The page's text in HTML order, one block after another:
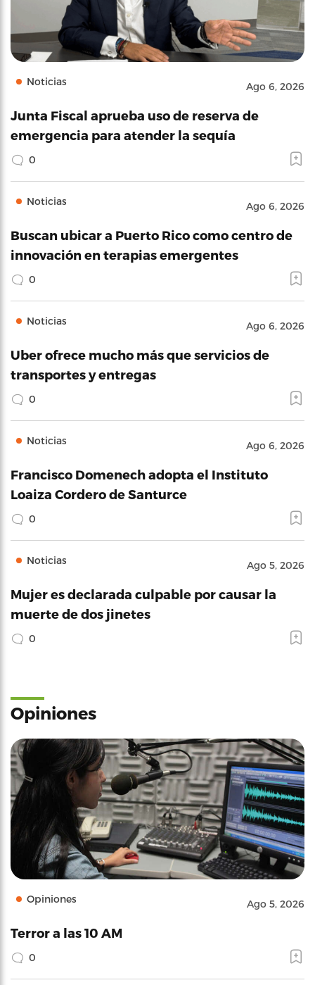
Noticias Ago 6, 2026
Junta Fiscal aprueba uso de reserva de
emergencia para atender la sequía
0
Noticias Ago 6, 2026
Buscan ubicar a Puerto Rico como centro de
innovación en terapias emergentes
0
Noticias Ago 6, 2026
Uber ofrece mucho más que servicios de
transportes y entregas
0
Noticias Ago 6, 2026
Francisco Domenech adopta el Instituto
Loaiza Cordero de Santurce
0
Noticias Ago 5, 2026
Mujer es declarada culpable por causar la
muerte de dos jinetes
0
Opiniones
Opiniones Ago 5, 2026
Terror a las 10 AM
0